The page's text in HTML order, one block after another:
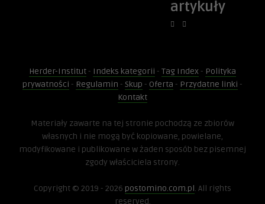
artykuły
Herder-Institut - Indeks kategorii - Tag Index - Polityka
prywatności - Regulamin - Skup - Oferta - Przydatne linki -
Kontakt
Materiały zawarte na tej stronie pochodzą ze zbiorów
własnych i nie mogą być kopiowane, powielane,
modyfikowane i publikowane w żaden sposób bez pisemnej
zgody właściciela strony.
Copyright © 2019 - 2026 postomino.com.pl. All rights
reserved.